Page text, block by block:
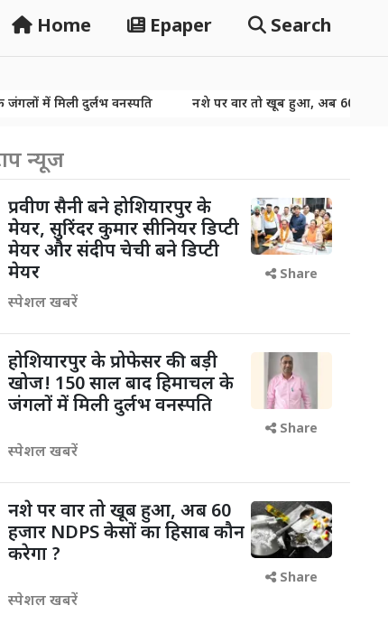
Home Epaper Search
दुर्लभ वनस्पति
नशे पर वार तो खूब हुआ, अब 60 हजार NDPS केसों
न्यूज
प्रवीण सैनी बने होशियारपुर के
मेयर, सुरिंदर कुमार सीनियर डिप्टी
मेयर और संदीप चेची बने डिप्टी
मेयर
स्पेशल खबरें
Share
होशियारपुर के प्रोफेसर की बड़ी
खोज! 150 साल बाद हिमाचल के
जंगलों में मिली दुर्लभ वनस्पति
स्पेशल खबरें
Share
नशे पर वार तो खूब हुआ, अब 60
हजार NDPS केसों का हिसाब कौन
करेगा ?
स्पेशल खबरें
Share